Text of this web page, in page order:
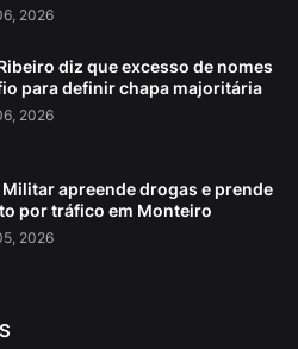
2026
diz que excesso de nomes
para definir chapa majoritária
2026
apreende drogas e prende
por tráfico em Monteiro
2026